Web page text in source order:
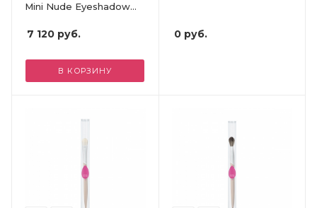
Mini Nude Eyeshadow
Brush
7 120 руб.
В КОРЗИНУ
0руб.